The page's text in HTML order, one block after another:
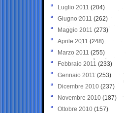
Luglio 2011 (204)
Giugno 2011 (262)
Maggio 2011 (273)
Aprile 2011 (248)
Marzo 2011 (255)
Febbraio 2011 (233)
Gennaio 2011 (253)
Dicembre 2010 (237)
Novembre 2010 (187)
Ottobre 2010 (157)